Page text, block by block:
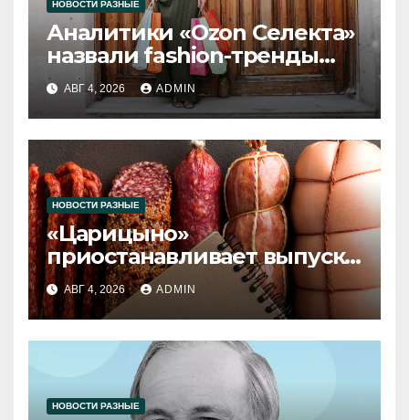
НОВОСТИ РАЗНЫЕ
Аналитики «Ozon Селекта»
назвали fashion-тренды
2026 года
АВГ 4, 2026 ADMIN
НОВОСТИ РАЗНЫЕ
«Царицыно»
приостанавливает выпуск
продукции
АВГ 4, 2026 ADMIN
НОВОСТИ РАЗНЫЕ